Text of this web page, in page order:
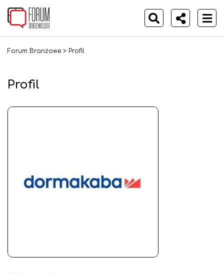
Forum Branżowe > Profil
Profil